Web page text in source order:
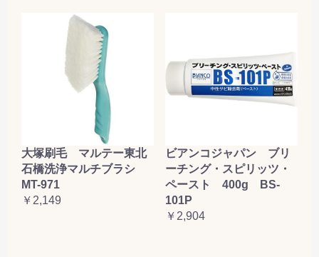
大塚刷毛 マルテー東北
石橋洗浄マルチブラシ
MT-971
￥2,149
ビアンコジャパン ブリ
ーチング・スピリッツ・
ペースト 400g BS-
101P
￥2,904